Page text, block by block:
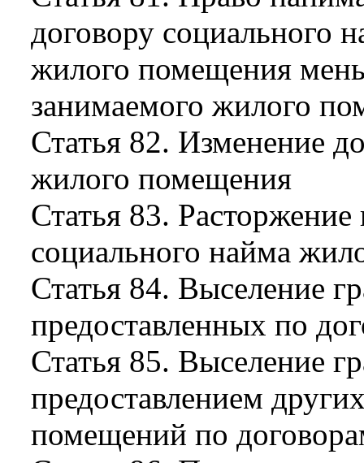
договору социального
жилого помещения
занимаемого жилого
Статья 82. Изменение
жилого помещения
Статья 83.
социального найма
Статья 84. Выселение
предоставленных по
Статья 85. Выселение
предоставлением
помещений по